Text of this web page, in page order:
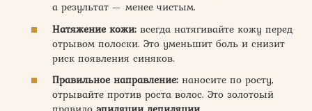
а результат — менее чистым.
Натяжение кожи: всегда натягивайте кожу перед
отрывом полоски. Это уменьшит боль и снизит
риск появления синяков.
Правильное направление: наносите по росту,
отрывайте против роста волос. Это золотоый